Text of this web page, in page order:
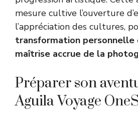
mesure cultive l’ouverture
l’appréciation des cultures,
transformation personnelle
maîtrise accrue de la
Préparer son
Aguila Voyage